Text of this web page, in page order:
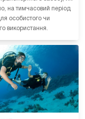
на тимчасовий період
особистого чи
використання.